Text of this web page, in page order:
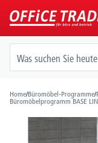
springen
Home/Büromöbel-Programme/
Büromöbelprogramm BASE
Bildergalerie überspringen